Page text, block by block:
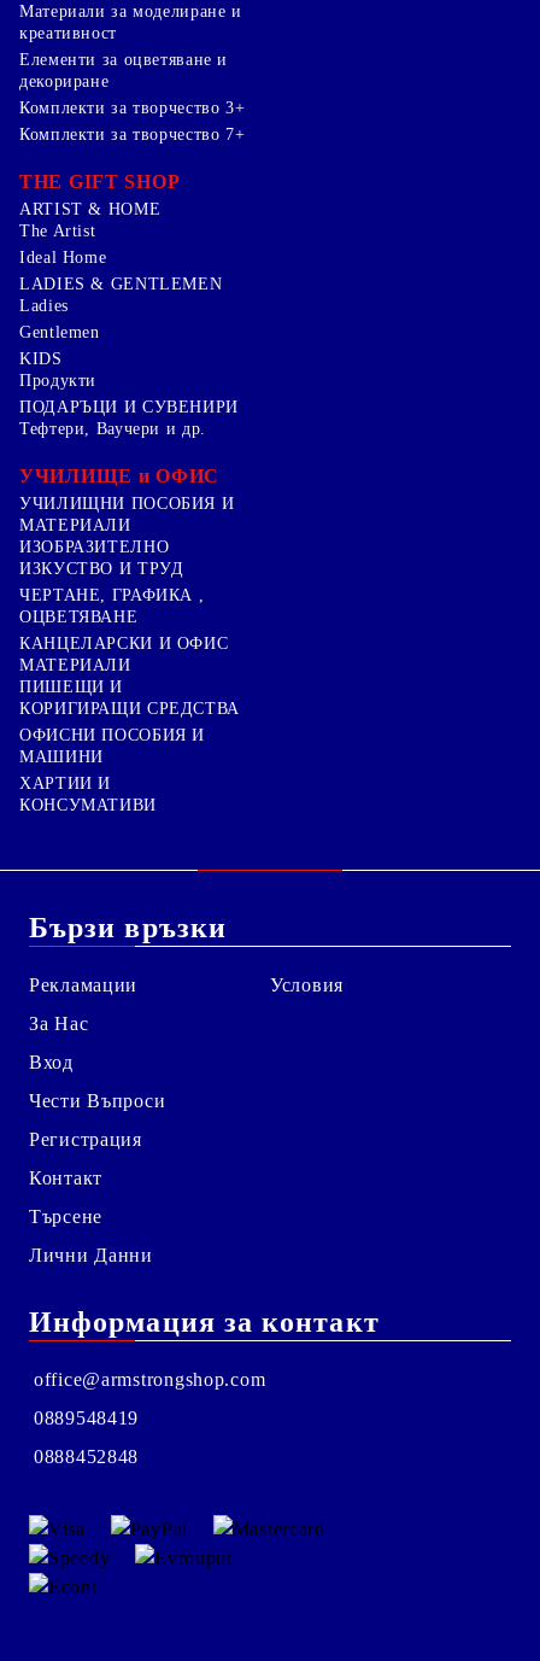
Mатериали за моделиране и
креативност
Елементи за оцветяване и
декориране
Комплекти за творчество 3+
Комплекти за творчество 7+
THE GIFT SHOP
ARTIST & HOME
The Artist
Ideal Home
LADIES & GENTLEMEN
Ladies
Gentlemen
KIDS
Продукти
ПОДАРЪЦИ И СУВЕНИРИ
Тефтери, Ваучери и др.
УЧИЛИЩЕ и ОФИС
УЧИЛИЩНИ ПОСОБИЯ И
МАТЕРИАЛИ
ИЗОБРАЗИТЕЛНО
ИЗКУСТВО И ТРУД
ЧЕРТАНЕ, ГРАФИКА ,
ОЦВЕТЯВАНЕ
КАНЦЕЛАРСКИ И ОФИС
МАТЕРИАЛИ
ПИШЕЩИ И
КОРИГИРАЩИ СРЕДСТВА
ОФИСНИ ПОСОБИЯ И
МАШИНИ
ХАРТИИ И
КОНСУМАТИВИ
Бързи връзки
Рекламации
За Нас
Вход
Чести Въпроси
Регистрация
Контакт
Търсене
Лични Данни
Условия
Информация за контакт
office@armstrongshop.com
0889548419
0888452848